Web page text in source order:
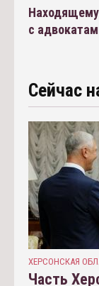
с
Сейчас
ХЕРСОНСКАЯ
Часть